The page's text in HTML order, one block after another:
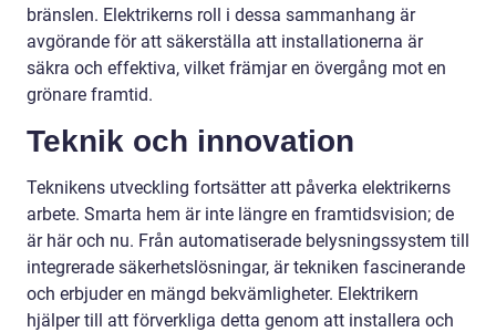
bränslen. Elektrikerns roll i dessa sammanhang är
avgörande för att säkerställa att installationerna är
säkra och effektiva, vilket främjar en övergång mot en
grönare framtid.
Teknik och innovation
Teknikens utveckling fortsätter att påverka elektrikerns
arbete. Smarta hem är inte längre en framtidsvision; de
är här och nu. Från automatiserade belysningssystem till
integrerade säkerhetslösningar, är tekniken fascinerande
och erbjuder en mängd bekvämligheter. Elektrikern
hjälper till att förverkliga detta genom att installera och